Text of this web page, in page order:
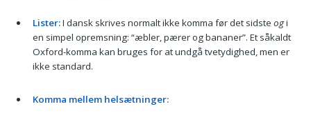
Lister:I dansk skrives normalt ikke komma før det sidste ogi
en simpel opremsning: “æbler, pærer og bananer”. Et såkaldt
Oxford-komma kan bruges for at undgå tvetydighed, men er
ikke standard.
Komma mellem helsætninger: